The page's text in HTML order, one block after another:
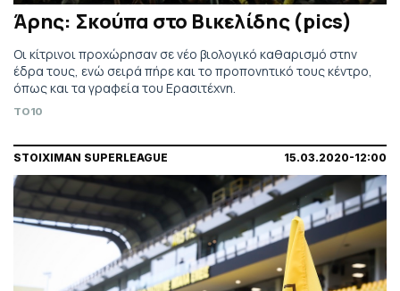
Άρης: Σκούπα στο Βικελίδης (pics)
Οι κίτρινοι προχώρησαν σε νέο βιολογικό καθαρισμό στην
έδρα τους, ενώ σειρά πήρε και το προπονητικό τους κέντρο,
όπως και τα γραφεία του Ερασιτέχνη.
TO10
STOIXIMAN SUPERLEAGUE 15.03.2020-12:00